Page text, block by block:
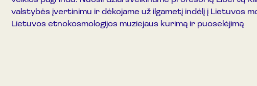
valstybės įvertinimu ir dėkojame už ilgametį indėlį į Lietuvos
Lietuvos etnokosmologijos muziejaus kūrimą ir puoselėjimą